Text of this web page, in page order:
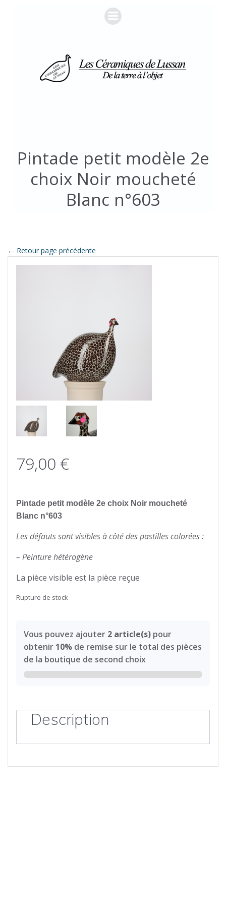
Pintade petit modèle 2e
choix Noir moucheté
Blanc n°603
← Retour page précédente
79,00 €
Pintade petit modèle 2e choix Noir moucheté
Blanc n°603
Les défauts sont visibles à côté des pastilles colorées :
– Peinture hétérogène
La pièce visible est la pièce reçue
Rupture de stock
Vous pouvez ajouter 2 article(s) pour
obtenir 10% de remise sur le total des pièces
de la boutique de second choix
Description